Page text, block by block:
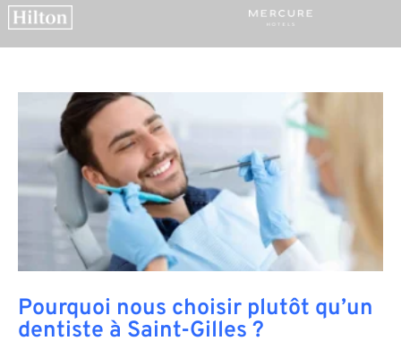
Pourquoi nous choisir plutôt qu’un
dentiste à Saint-Gilles ?